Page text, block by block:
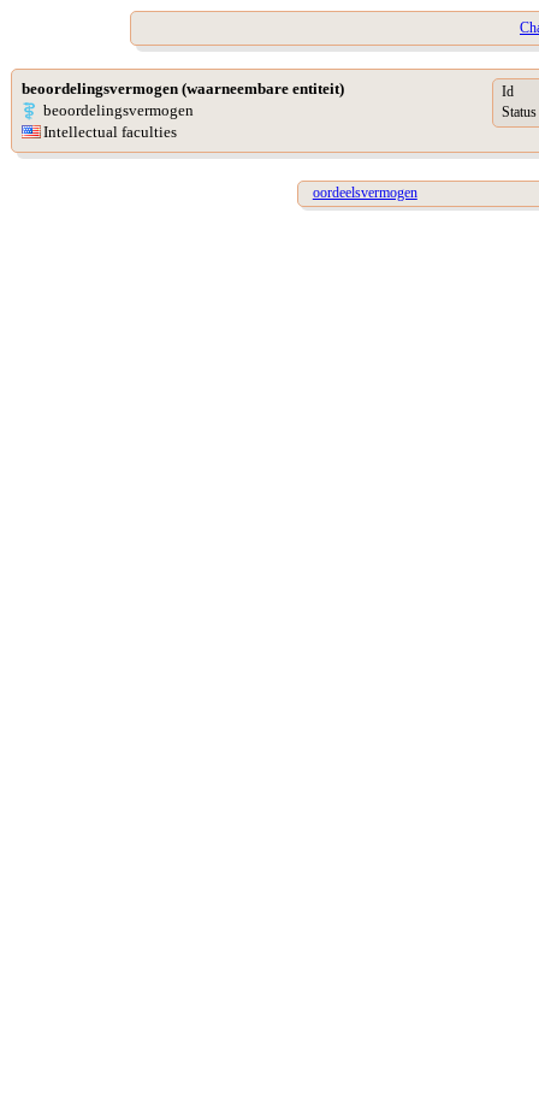
beoordelingsvermogen (waarneembare entiteit)
beoordelingsvermogen
Intellectual faculties
Id
Status
oordeelsvermogen